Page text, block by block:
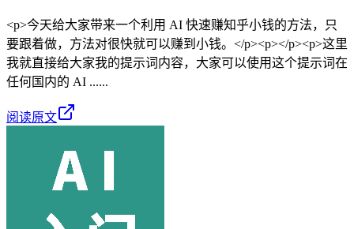
<p>今天给大家带来一个利用 AI 快速赚知乎小钱的方法，只
要跟着做，方法对很快就可以赚到小钱。</p><p></p><p>这里
我就直接给大家我的提示词内容，大家可以使用这个提示词在
任何国内的 AI ......
阅读原文